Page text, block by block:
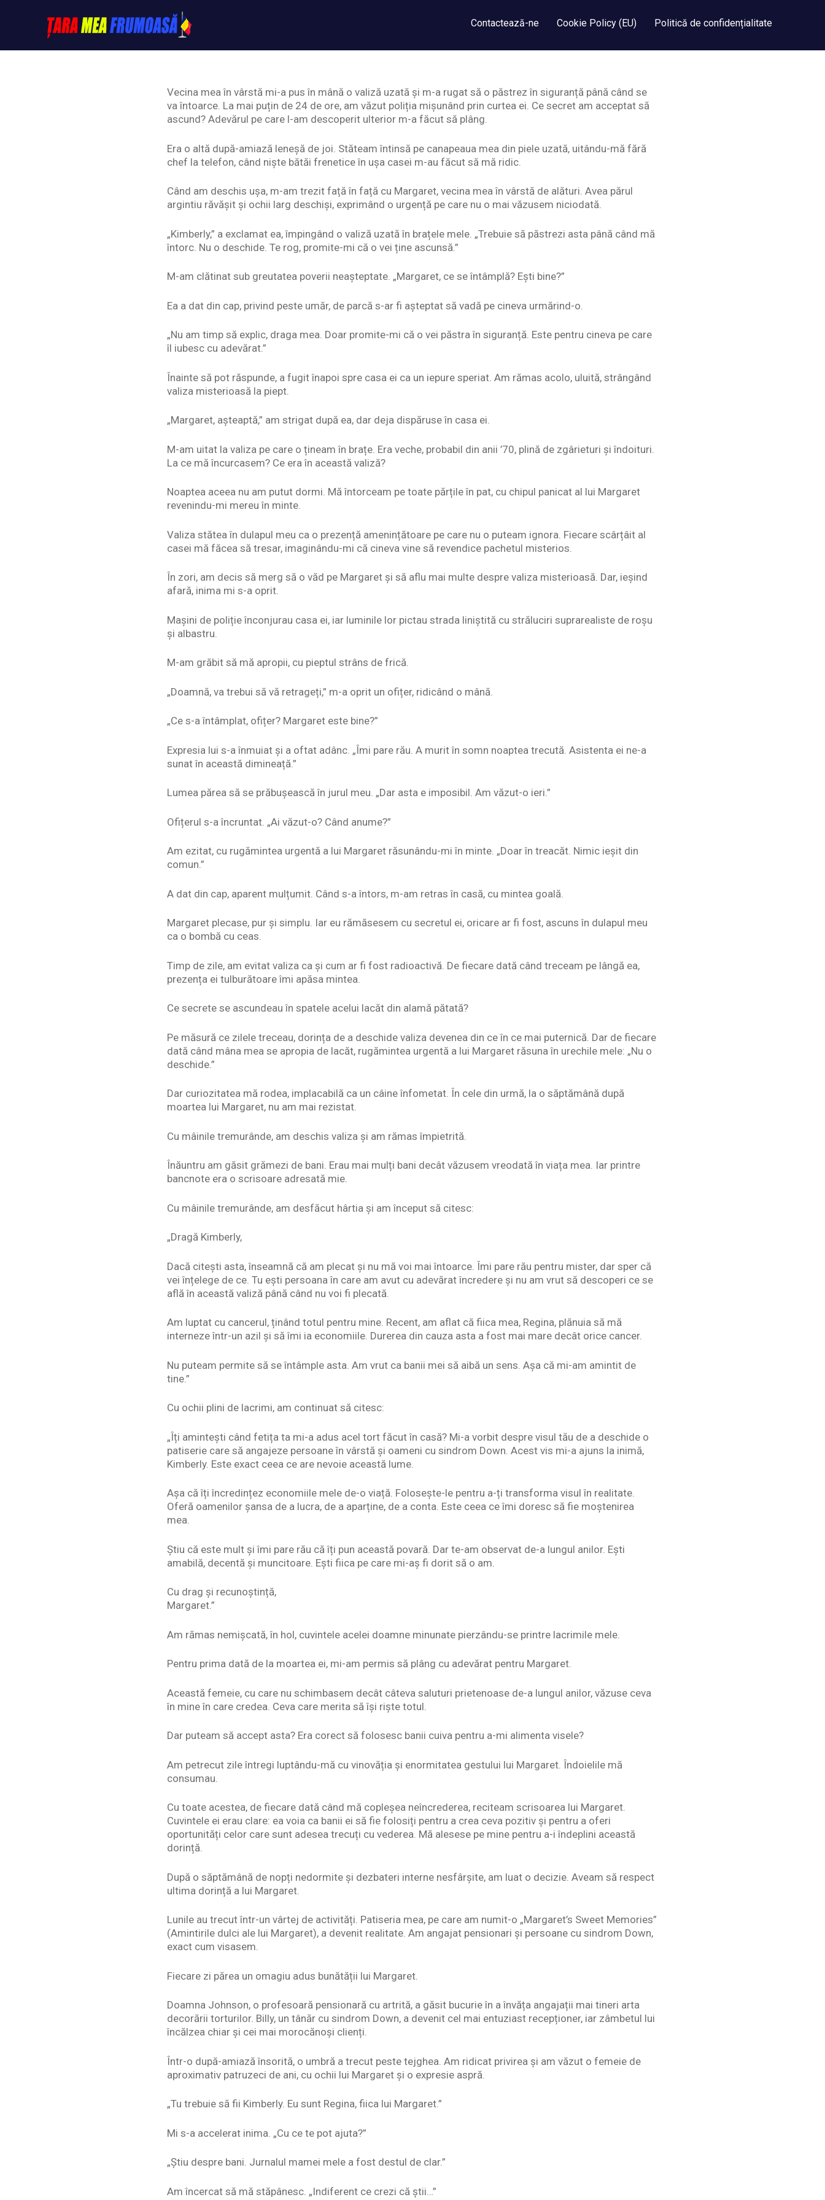
Tarameafrumoasa
Contactează-ne Cookie Policy (EU) Politică de confidențialitate
Vecina mea în vârstă mi-a pus în mână o valiză uzată și m-a rugat să o păstrez în siguranță până când se
va întoarce. La mai puțin de 24 de ore, am văzut poliția mișunând prin curtea ei. Ce secret am acceptat să
ascund? Adevărul pe care l-am descoperit ulterior m-a făcut să plâng.
Era o altă după-amiază leneșă de joi. Stăteam întinsă pe canapeaua mea din piele uzată, uitându-mă fără
chef la telefon, când niște bătăi frenetice în ușa casei m-au făcut să mă ridic.
Când am deschis ușa, m-am trezit față în față cu Margaret, vecina mea în vârstă de alături. Avea părul
argintiu răvășit și ochii larg deschiși, exprimând o urgență pe care nu o mai văzusem niciodată.
„Kimberly,” a exclamat ea, împingând o valiză uzată în brațele mele. „Trebuie să păstrezi asta până când mă
întorc. Nu o deschide. Te rog, promite-mi că o vei ține ascunsă.”
M-am clătinat sub greutatea poverii neașteptate. „Margaret, ce se întâmplă? Ești bine?”
Ea a dat din cap, privind peste umăr, de parcă s-ar fi așteptat să vadă pe cineva urmărind-o.
„Nu am timp să explic, draga mea. Doar promite-mi că o vei păstra în siguranță. Este pentru cineva pe care
îl iubesc cu adevărat.”
Înainte să pot răspunde, a fugit înapoi spre casa ei ca un iepure speriat. Am rămas acolo, uluită, strângând
valiza misterioasă la piept.
„Margaret, așteaptă,” am strigat după ea, dar deja dispăruse în casa ei.
M-am uitat la valiza pe care o țineam în brațe. Era veche, probabil din anii ’70, plină de zgârieturi și îndoituri.
La ce mă încurcasem? Ce era în această valiză?
Noaptea aceea nu am putut dormi. Mă întorceam pe toate părțile în pat, cu chipul panicat al lui Margaret
revenindu-mi mereu în minte.
Valiza stătea în dulapul meu ca o prezență amenințătoare pe care nu o puteam ignora. Fiecare scârțâit al
casei mă făcea să tresar, imaginându-mi că cineva vine să revendice pachetul misterios.
În zori, am decis să merg să o văd pe Margaret și să aflu mai multe despre valiza misterioasă. Dar, ieșind
afară, inima mi s-a oprit.
Mașini de poliție înconjurau casa ei, iar luminile lor pictau strada liniștită cu străluciri suprarealiste de roșu
și albastru.
M-am grăbit să mă apropii, cu pieptul strâns de frică.
„Doamnă, va trebui să vă retrageți,” m-a oprit un ofițer, ridicând o mână.
„Ce s-a întâmplat, ofițer? Margaret este bine?”
Expresia lui s-a înmuiat și a oftat adânc. „Îmi pare rău. A murit în somn noaptea trecută. Asistenta ei ne-a
sunat în această dimineață.”
Lumea părea să se prăbușească în jurul meu. „Dar asta e imposibil. Am văzut-o ieri.”
Ofițerul s-a încruntat. „Ai văzut-o? Când anume?”
Am ezitat, cu rugămintea urgentă a lui Margaret răsunându-mi în minte. „Doar în treacăt. Nimic ieșit din
comun.”
A dat din cap, aparent mulțumit. Când s-a întors, m-am retras în casă, cu mintea goală.
Margaret plecase, pur și simplu. Iar eu rămăsesem cu secretul ei, oricare ar fi fost, ascuns în dulapul meu
ca o bombă cu ceas.
Timp de zile, am evitat valiza ca și cum ar fi fost radioactivă. De fiecare dată când treceam pe lângă ea,
prezența ei tulburătoare îmi apăsa mintea.
Ce secrete se ascundeau în spatele acelui lacăt din alamă pătată?
Pe măsură ce zilele treceau, dorința de a deschide valiza devenea din ce în ce mai puternică. Dar de fiecare
dată când mâna mea se apropia de lacăt, rugămintea urgentă a lui Margaret răsuna în urechile mele: „Nu o
deschide.”
Dar curiozitatea mă rodea, implacabilă ca un câine înfometat. În cele din urmă, la o săptămână după
moartea lui Margaret, nu am mai rezistat.
Cu mâinile tremurânde, am deschis valiza și am rămas împietrită.
Înăuntru am găsit grămezi de bani. Erau mai mulți bani decât văzusem vreodată în viața mea. Iar printre
bancnote era o scrisoare adresată mie.
Cu mâinile tremurânde, am desfăcut hârtia și am început să citesc:
„Dragă Kimberly,
Dacă citești asta, înseamnă că am plecat și nu mă voi mai întoarce. Îmi pare rău pentru mister, dar sper că
vei înțelege de ce. Tu ești persoana în care am avut cu adevărat încredere și nu am vrut să descoperi ce se
află în această valiză până când nu voi fi plecată.
Am luptat cu cancerul, ținând totul pentru mine. Recent, am aflat că fiica mea, Regina, plănuia să mă
interneze într-un azil și să îmi ia economiile. Durerea din cauza asta a fost mai mare decât orice cancer.
Nu puteam permite să se întâmple asta. Am vrut ca banii mei să aibă un sens. Așa că mi-am amintit de
tine.”
Cu ochii plini de lacrimi, am continuat să citesc:
„Îți amintești când fetița ta mi-a adus acel tort făcut în casă? Mi-a vorbit despre visul tău de a deschide o
patiserie care să angajeze persoane în vârstă și oameni cu sindrom Down. Acest vis mi-a ajuns la inimă,
Kimberly. Este exact ceea ce are nevoie această lume.
Așa că îți încredințez economiile mele de-o viață. Folosește-le pentru a-ți transforma visul în realitate.
Oferă oamenilor șansa de a lucra, de a aparține, de a conta. Este ceea ce îmi doresc să fie moștenirea
mea.
Știu că este mult și îmi pare rău că îți pun această povară. Dar te-am observat de-a lungul anilor. Ești
amabilă, decentă și muncitoare. Ești fiica pe care mi-aș fi dorit să o am.
Cu drag și recunoștință,
Margaret.”
Am rămas nemișcată, în hol, cuvintele acelei doamne minunate pierzându-se printre lacrimile mele.
Pentru prima dată de la moartea ei, mi-am permis să plâng cu adevărat pentru Margaret.
Această femeie, cu care nu schimbasem decât câteva saluturi prietenoase de-a lungul anilor, văzuse ceva
în mine în care credea. Ceva care merita să își riște totul.
Dar puteam să accept asta? Era corect să folosesc banii cuiva pentru a-mi alimenta visele?
Am petrecut zile întregi luptându-mă cu vinovăția și enormitatea gestului lui Margaret. Îndoielile mă
consumau.
Cu toate acestea, de fiecare dată când mă copleșea neîncrederea, reciteam scrisoarea lui Margaret.
Cuvintele ei erau clare: ea voia ca banii ei să fie folosiți pentru a crea ceva pozitiv și pentru a oferi
oportunități celor care sunt adesea trecuți cu vederea. Mă alesese pe mine pentru a-i îndeplini această
dorință.
După o săptămână de nopți nedormite și dezbateri interne nesfârșite, am luat o decizie. Aveam să respect
ultima dorință a lui Margaret.
Lunile au trecut într-un vârtej de activități. Patiseria mea, pe care am numit-o „Margaret’s Sweet Memories”
(Amintirile dulci ale lui Margaret), a devenit realitate. Am angajat pensionari și persoane cu sindrom Down,
exact cum visasem.
Fiecare zi părea un omagiu adus bunătății lui Margaret.
Doamna Johnson, o profesoară pensionară cu artrită, a găsit bucurie în a învăța angajații mai tineri arta
decorării torturilor. Billy, un tânăr cu sindrom Down, a devenit cel mai entuziast recepționer, iar zâmbetul lui
încălzea chiar și cei mai morocănoși clienți.
Într-o după-amiază însorită, o umbră a trecut peste tejghea. Am ridicat privirea și am văzut o femeie de
aproximativ patruzeci de ani, cu ochii lui Margaret și o expresie aspră.
„Tu trebuie să fii Kimberly. Eu sunt Regina, fiica lui Margaret.”
Mi s-a accelerat inima. „Cu ce te pot ajuta?”
„Știu despre bani. Jurnalul mamei mele a fost destul de clar.”
Am încercat să mă stăpânesc. „Indiferent ce crezi că știi…”